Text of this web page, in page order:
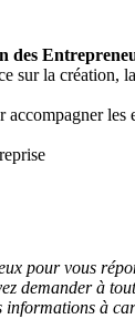
des
sur la création,
les
pour vous
demander à
informations à